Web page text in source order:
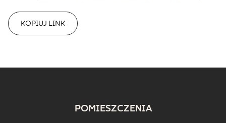
KOPIUJ LINK
POMIESZCZENIA